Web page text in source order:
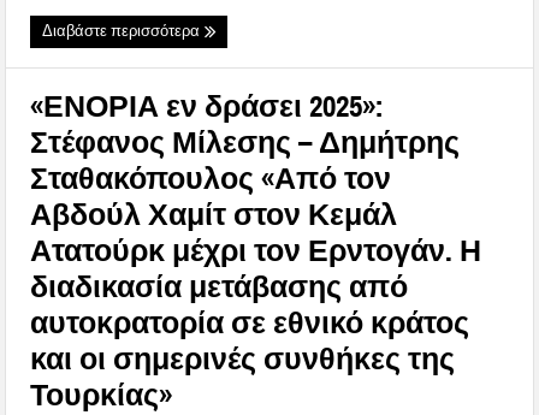
Διαβάστε περισσότερα
«ΕΝΟΡΙΑ εν δράσει 2025»:
Στέφανος Μίλεσης – Δημήτρης
Σταθακόπουλος «Από τον
Αβδούλ Χαμίτ στον Κεμάλ
Ατατούρκ μέχρι τον Ερντογάν. Η
διαδικασία μετάβασης από
αυτοκρατορία σε εθνικό κράτος
και οι σημερινές συνθήκες της
Τουρκίας»